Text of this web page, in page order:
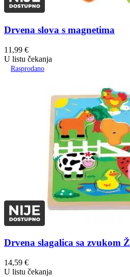
Drvena slova s magnetima
11,99 €
U listu čekanja
Rasprodano
Drvena slagalica sa zvukom
14,59 €
U listu čekanja